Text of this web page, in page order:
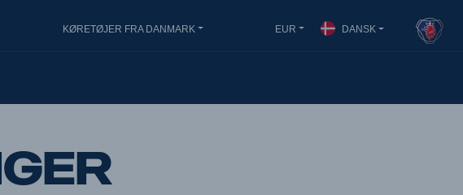
KØRETØJER FRA DANMARK EUR DANSK